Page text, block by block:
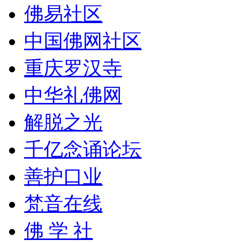
佛易社区
中国佛网社区
重庆罗汉寺
中华礼佛网
解脱之光
千亿念诵论坛
善护口业
梵音在线
佛 学 社